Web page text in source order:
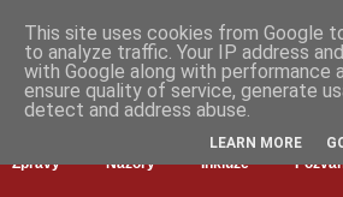
Zprávy Názory Inkluze
This site uses cookies from Google
to analyze traffic. Your IP address
with Google along with performance
ensure quality of service, generate
detect and address abuse.
LEARN MORE